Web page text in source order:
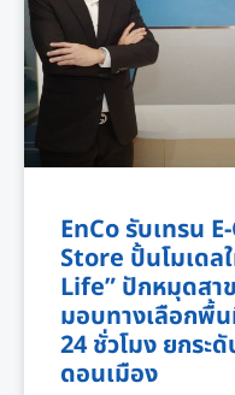
EnCo รับเทรน
Store ปั้นโมเดล
Life” ปักหมุดสา
มอบทางเลือกพื้
24 ชั่วโมง ยกระ
ดอนเมือง